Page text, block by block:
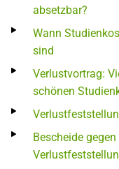
absetzbar?
Wann
sind
Verlustvortrag:
schönen
Bescheide